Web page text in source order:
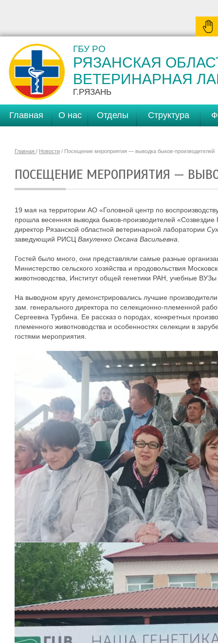
ГБУ РО
РЯЗАНСКАЯ
ВЕТЕРИНАРНАЯ
Г.РЯЗАНЬ
Главная О нас Отделы Структура
Главная / Новости / Посещение мероприятия — выводка быков-производителей
ПОСЕЩЕНИЕ МЕРОПРИЯТИЯ —
19 мая на территории АО «Головной центр по
прошла весенняя выводка быков-производителей
директор Рязанской областной ветеринарной лаборатории
заведующий РИСЦ Вакуленко Оксана Васильевна
Гостей было много, они представляли самые разные
Министерство сельского хозяйства и продовольствия
животноводства, Институт общей генетики РАН, учебные
На выводном кругу демонстрировались лучшие
зам. генерального директора по селекционно-племенной
Сергеевна Турбина. Ее рассказ о породах, конкретных
племенного животноводства и особенностях селекции в
гостями мероприятия.